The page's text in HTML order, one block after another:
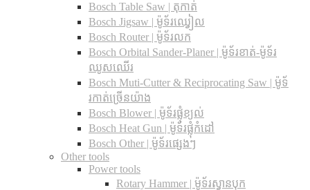
Bosch Table Saw | តុកាត់
Bosch Jigsaw | ម៉ូទ័រឈ្វៀល
Bosch Router | ម៉ូទ័រលក
Bosch Orbital Sander-Planer​ | ម៉ូទ័រខាត់-ម៉ូទ័រ
ឈូសឈើរ
Bosch Muti-Cutter & Reciprocating Saw​ | ម៉ូទ័
រកាត់ច្រើនយ៉ាង
Bosch Blower | ម៉ូទ័រផ្លុំខ្យល់
Bosch Heat Gun | ម៉ូទ័រផ្លុំកំដៅ
Bosch Other | ម៉ូទ័រផ្សេងៗ
Other tools
Power tools
Rotary Hammer | ម៉ូទ័រស្វានបុក